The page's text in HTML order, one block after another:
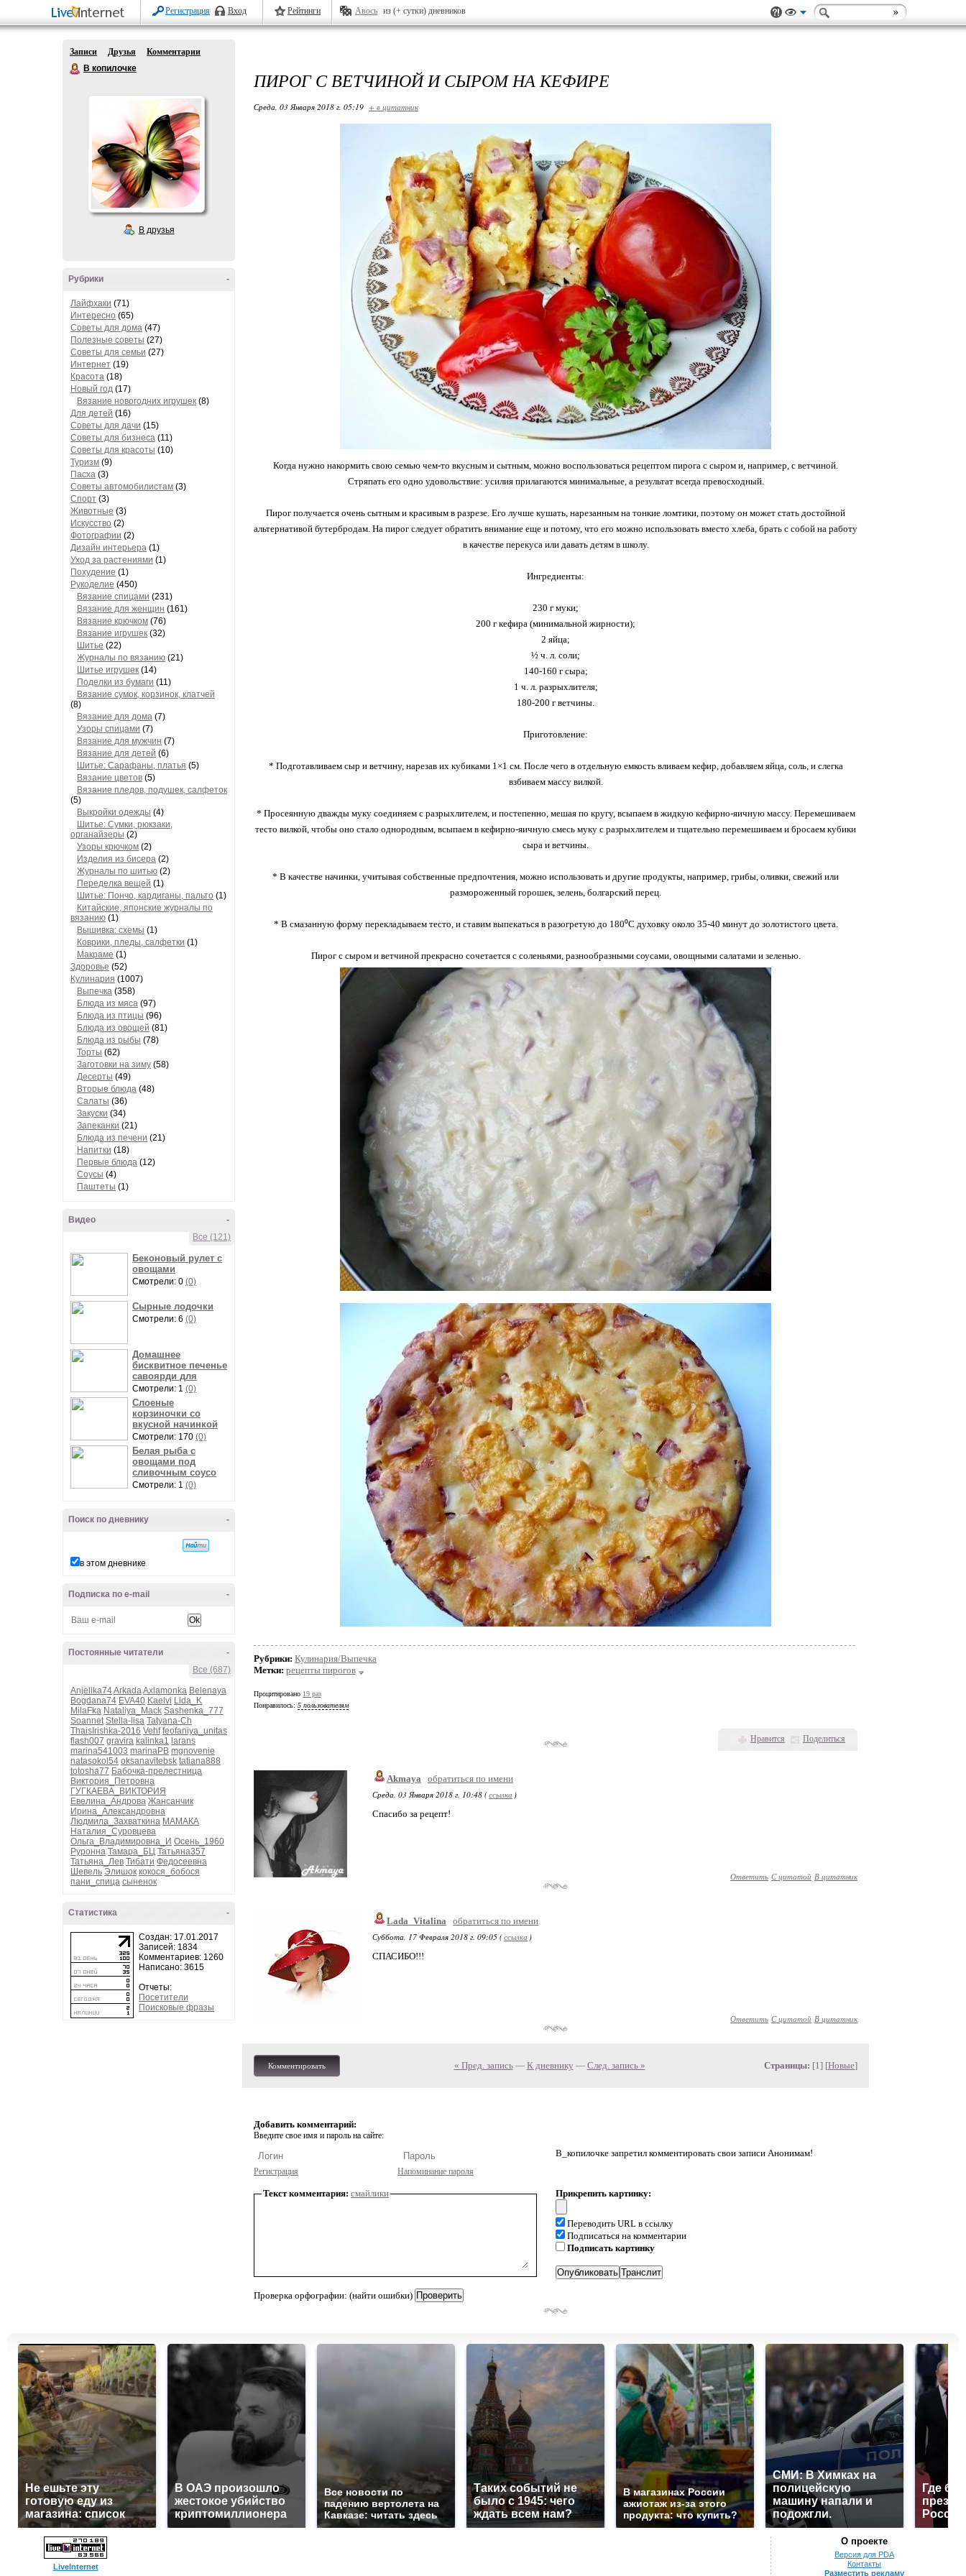
Регистрация Вход Рейтинги Авось из (+ сутки) дневников
Записи Друзья
Комментарии
В копилочке
В друзья
-
Рубрики
Лайфхаки (71)
Интересно (65)
Советы для дома (47)
Полезные советы (27)
Советы для семьи (27)
Интернет (19)
Красота (18)
Новый год (17)
Вязание новогодних игрушек (8)
Для детей (16)
Советы для дачи (15)
Советы для бизнеса (11)
Советы для красоты (10)
Туризм (9)
Пасха (3)
Советы автомобилистам (3)
Спорт (3)
Животные (3)
Искусство (2)
Фотографии (2)
Дизайн интерьера (1)
Уход за растениями (1)
Похудение (1)
Рукоделие (450)
Вязание спицами (231)
Вязание для женщин (161)
Вязание крючком (76)
Вязание игрушек (32)
Шитье (22)
Журналы по вязанию (21)
Шитье игрушек (14)
Поделки из бумаги (11)
Вязание сумок, корзинок, клатчей
(8)
Вязание для дома (7)
Узоры спицами (7)
Вязание для мужчин (7)
Вязание для детей (6)
Шитье: Сарафаны, платья (5)
Вязание цветов (5)
Вязание пледов, подушек, салфеток
(5)
Выкройки одежды (4)
Шитье: Сумки, рюкзаки,
органайзеры (2)
Узоры крючком (2)
Изделия из бисера (2)
Журналы по шитью (2)
Переделка вещей (1)
Шитье: Пончо, кардиганы, пальто (1)
Китайские, японские журналы по
вязанию (1)
Вышивка: схемы (1)
Коврики, пледы, салфетки (1)
Макраме (1)
Здоровье (52)
Кулинария (1007)
Выпечка (358)
Блюда из мяса (97)
Блюда из птицы (96)
Блюда из овощей (81)
Блюда из рыбы (78)
Торты (62)
Заготовки на зиму (58)
Десерты (49)
Вторые блюда (48)
Салаты (36)
Закуски (34)
Запеканки (21)
Блюда из печени (21)
Напитки (18)
Первые блюда (12)
Соусы (4)
Паштеты (1)
-
Видео
Все (121)
Беконовый рулет с
овощами
Смотрели: 0 (0)
Сырные лодочки
Смотрели: 6 (0)
Домашнее
бисквитное печенье
савоярди для
Смотрели: 1 (0)
Слоеные
корзиночки со
вкусной начинкой
Смотрели: 170 (0)
Белая рыба с
овощами под
сливочным соусо
Смотрели: 1 (0)
-
Поиск по дневнику
в этом дневнике
-
Подписка по e-mail
-
Постоянные читатели
Все (687)
Anjelika74ArkadaAxlamonka Belenaya
Bogdana74 EVA40 Kaelvi Lida_K
MilaFka Nataliya_Mack Sashenka_777
Soannet Stella-lisa Tatyana-Ch
ThaisIrishka-2016 Vehf feofaniya_unitas
flash007 gravira kalinka1 larans
marina541003 marinaPB mgnovenie
natasokol54 oksanavitebsk tatiana888
totosha77 Бабочка-прелестница
Виктория_Петровна
ГУГКАЕВА_ВИКТОРИЯ
Евелина_Андрова Жансанчик
Ирина_Александровна
Людмила_Захваткина МАМАКА
Наталия_Суровцева
Ольга_Владимировна_И Осень_1960
Руронна Тамара_БЦ Татьяна357
Татьяна_Лев Тибати Федосеевна
Шевель Элишок кокося_бобося
пани_спица сыненок
-
Статистика
Создан: 17.01.2017
Записей: 1834
Комментариев: 1260
Написано: 3615
Отчеты:
Посетители
Поисковые фразы
ПИРОГ С ВЕТЧИНОЙ И СЫРОМ НА КЕФИРЕ
Среда, 03 Января 2018 г. 05:19 + в цитатник
Когда нужно накормить свою семью чем-то вкусным и сытным, можно воспользоваться рецептом пирога с сыром и, например, с ветчиной.
Стряпать его одно удовольствие: усилия прилагаются минимальные, а результат всегда превосходный.
Пирог получается очень сытным и красивым в разрезе. Его лучше кушать, нарезанным на тонкие ломтики, поэтому он может стать достойной
альтернативой бутербродам. На пирог следует обратить внимание еще и потому, что его можно использовать вместо хлеба, брать с собой на работу
в качестве перекуса или давать детям в школу.
Ингредиенты:
230 г муки;
200 г кефира (минимальной жирности);
2 яйца;
½ ч. л. соли;
140-160 г сыра;
1 ч. л. разрыхлителя;
180-200 г ветчины.
Приготовление:
* Подготавливаем сыр и ветчину, нарезав их кубиками 1×1 см. После чего в отдельную емкость вливаем кефир, добавляем яйца, соль, и слегка
взбиваем массу вилкой.
* Просеянную дважды муку соединяем с разрыхлителем, и постепенно, мешая по кругу, всыпаем в жидкую кефирно-яичную массу. Перемешиваем
тесто вилкой, чтобы оно стало однородным, всыпаем в кефирно-яичную смесь муку с разрыхлителем и тщательно перемешиваем и бросаем кубики
сыра и ветчины.
* В качестве начинки, учитывая собственные предпочтения, можно использовать и другие продукты, например, грибы, оливки, свежий или
размороженный горошек, зелень, болгарский перец.
* В смазанную форму перекладываем тесто, и ставим выпекаться в разогретую до 180⁰С духовку около 35-40 минут до золотистого цвета.
Пирог с сыром и ветчиной прекрасно сочетается с соленьями, разнообразными соусами, овощными салатами и зеленью.
Рубрики: Кулинария/Выпечка
Метки: рецепты пирогов
Процитировано 19 раз
Понравилось: 5 пользователям
Нравится Поделиться
Akmaya
обратиться по имени
Среда, 03 Января 2018 г. 10:48 (ссылка )
Спасибо за рецепт!
Ответить С цитатой В цитатник
Lada_Vitalina
обратиться по имени
Суббота, 17 Февраля 2018 г. 09:05 (ссылка )
СПАСИБО!!!
Ответить С цитатой В цитатник
Комментировать « Пред. запись— К дневнику — След. запись » Страницы: [1] [Новые]
Добавить комментарий:
Введите свое имя и пароль на сайте:
Регистрация Напоминание пароля
В_копилочке запретил комментировать свои записи Анонимам!
Текст комментария: смайлики
Проверка орфографии: (найти ошибки)
Прикрепить картинку:
Переводить URL в ссылку
Подписаться на комментарии
Подписать картинку
Не ешьте эту
готовую еду из
магазина: список
В ОАЭ произошло
жестокое убийство
криптомиллионера
Все новости по
падению вертолета на
Кавказе: читать здесь
Таких событий не
было с 1945: чего
ждать всем нам?
В магазинах России
ажиотаж из-за этого
продукта: что купить?
СМИ: В Химках на
полицейскую
машину напали и
подожгли.
Где
LiveInternet
О проекте
Версия для PDA
Контакты
Разместить рекламу